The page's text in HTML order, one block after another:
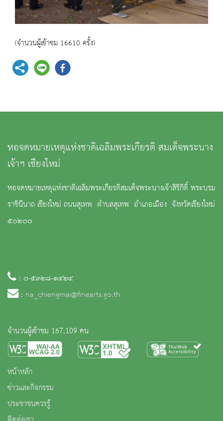
(จำนวนผู้เข้าชม 16610 ครั้ง)
หอจดหมายเหตุแห่งชาติเฉลิมพระเกียรติ สมเด็จพระนาง
เจ้าฯ เชียงใหม่
หอจดหมายเหตุแห่งชาติเฉลิมพระเกียรติสมเด็จพระนางเจ้าสิริกิติ์ พระบรม
ราชินีนาถ เชียงใหม่ ถนนสุเทพ ตำบลสุเทพ อำเภอเมือง จังหวัดเชียงใหม่
๕๐๒๐๐
: ๐-๕๓๒๘-๑๔๒๔
: na_chiengmai@finearts.go.th
จำนวนผู้เข้าชม 167,109 คน
หน้าหลัก
ข่าวและกิจกรรม
ประชาชนควรรู้